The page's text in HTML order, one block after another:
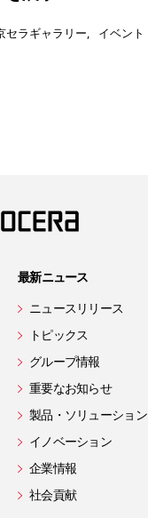
セラギャラリー イベント
最新ニュース
ニュースリリース
トピックス
グループ情報
重要なお知らせ
製品・ソリューション
イノベーション
企業情報
社会貢献